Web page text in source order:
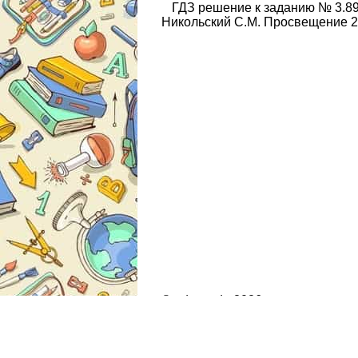
ГДЗ решение к заданию № 3.89
Никольский С.М. Просвещение
© gdz.moda 2026